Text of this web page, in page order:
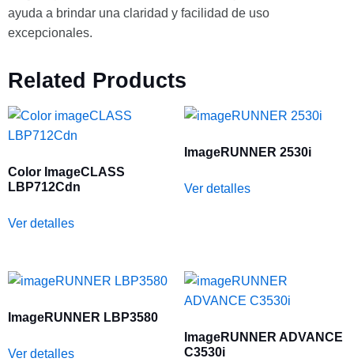
ayuda a brindar una claridad y facilidad de uso
excepcionales.
Related Products
Color ImageCLASS
LBP712Cdn
Ver detalles
ImageRUNNER 2530i
Ver detalles
ImageRUNNER LBP3580
Ver detalles
ImageRUNNER ADVANCE
C3530i